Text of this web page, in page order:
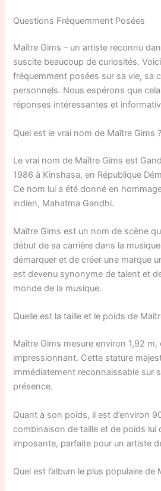
Questions Fréquemment Posées
Maître Gims – un artiste reconnu
suscite beaucoup de curiosités.
fréquemment posées sur sa vie, sa
personnels. Nous espérons que
réponses intéressantes et
Quel est le vrai nom de Maître Gims ?
Le vrai nom de Maître Gims est
1986 à Kinshasa, en République
Ce nom lui a été donné en
indien, Mahatma Gandhi.
Maître Gims est un nom de scène
début de sa carrière dans la
démarquer et de créer une marque
est devenu synonyme de talent et
monde de la musique.
Quelle est la taille et le poids de
Maître Gims mesure environ 1,92 m,
impressionnant. Cette stature
immédiatement reconnaissable sur
présence.
Quant à son poids, il est d’environ
combinaison de taille et de poids lui
imposante, parfaite pour un artiste
Quel est l’album le plus populaire de